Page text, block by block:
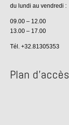
du lundi au vendredi :
09.00 – 12.00
13.00 – 17.00
Tél. +32.81305353
Plan d’accès